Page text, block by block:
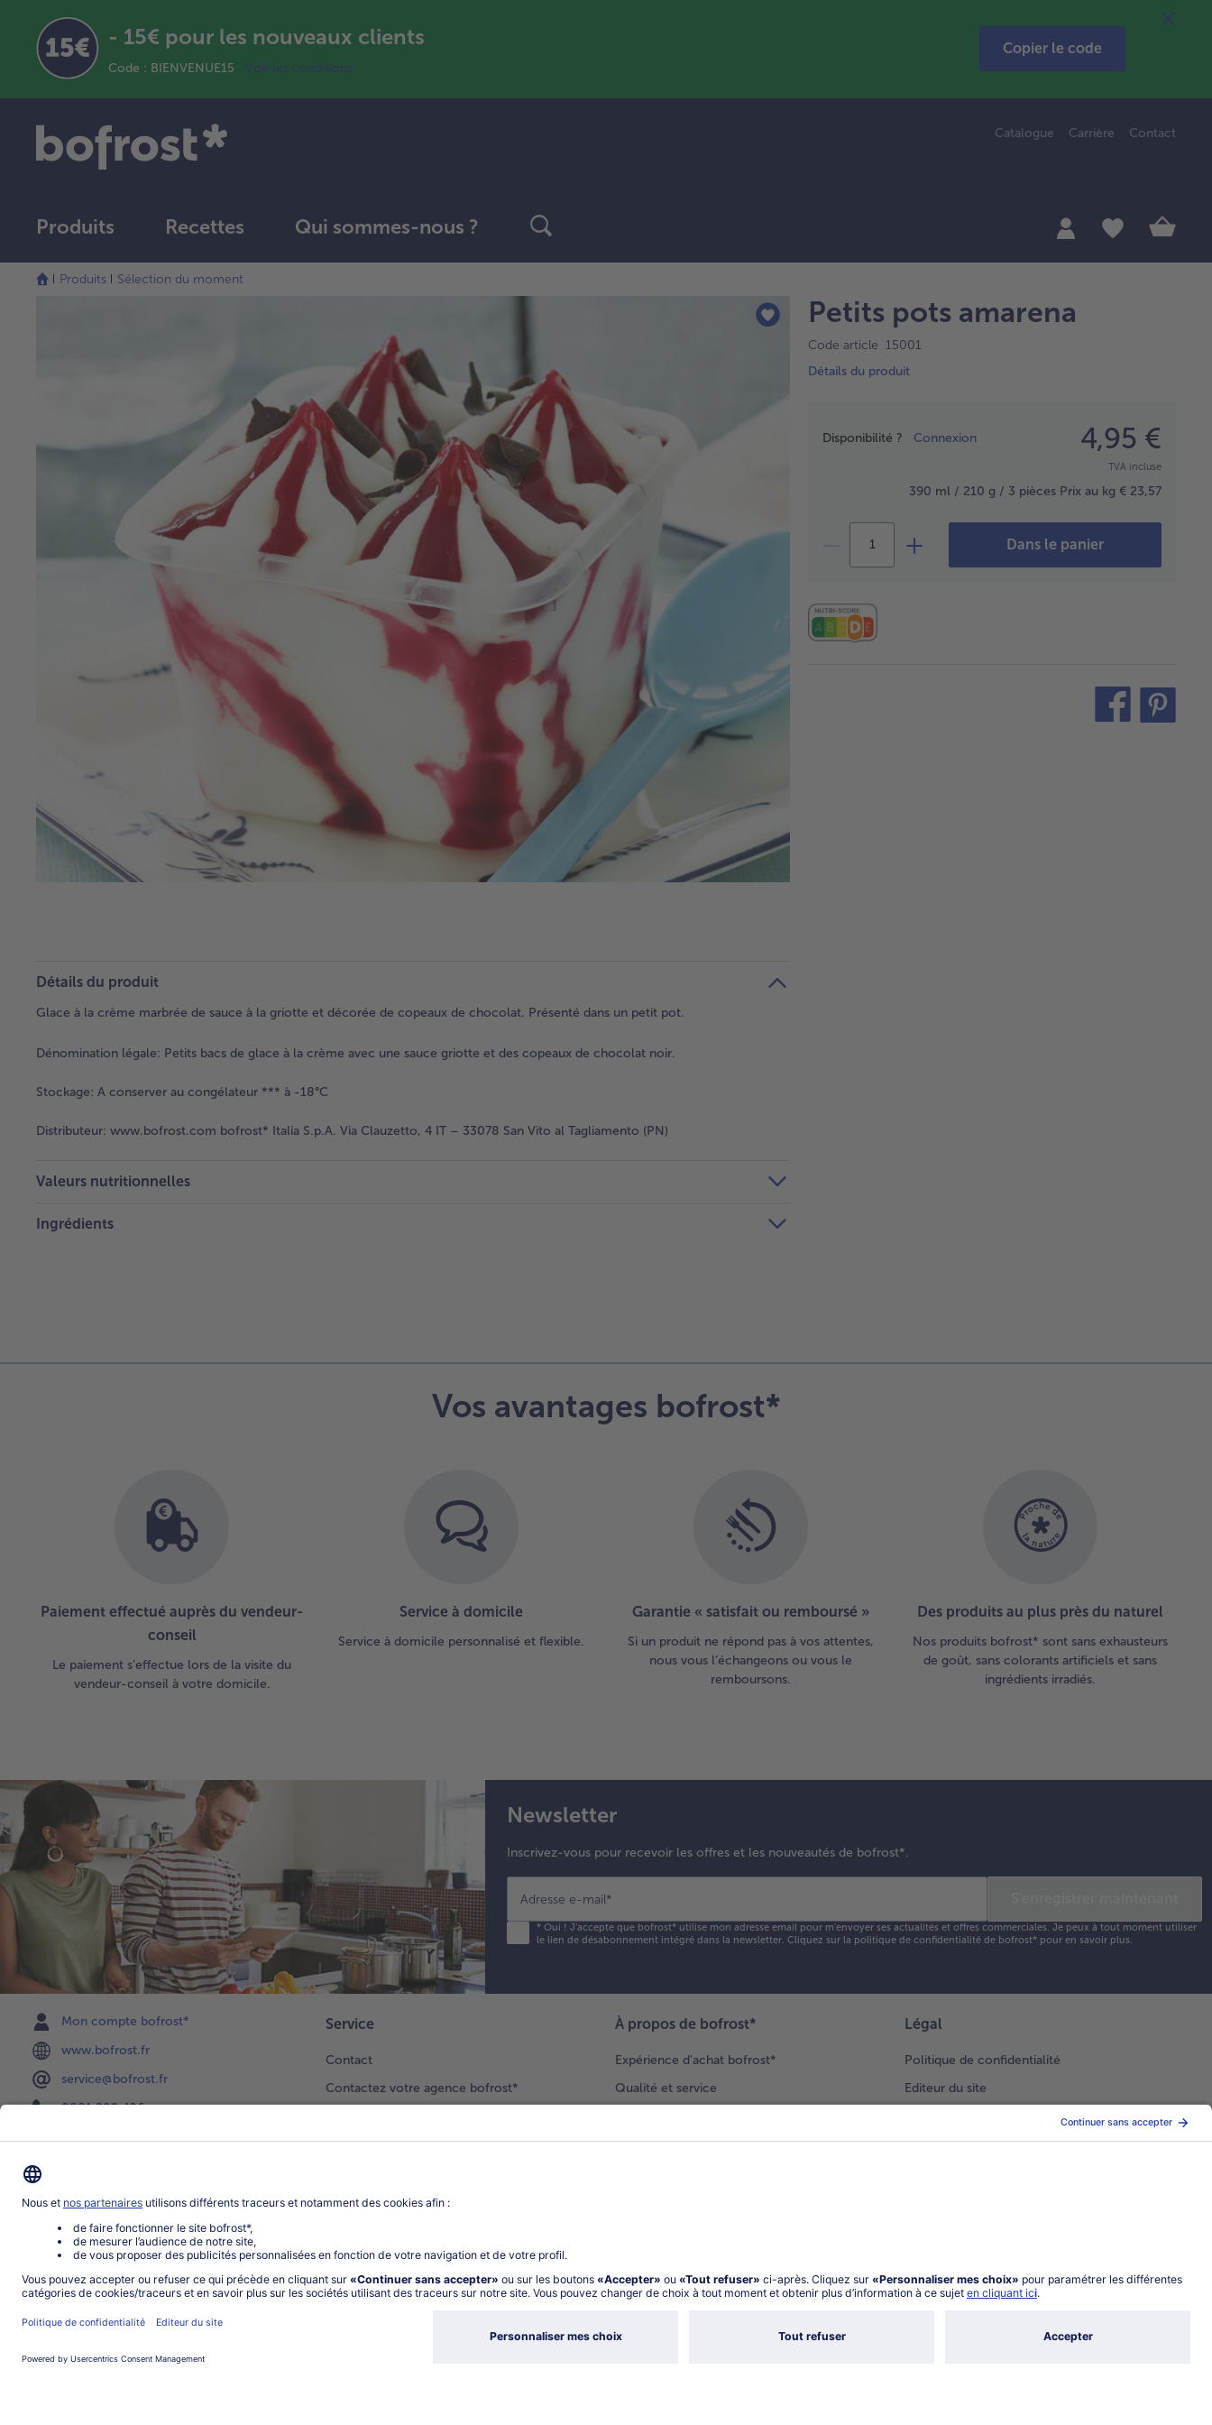
- 15€ pour les nouveaux clients
Code : BIENVENUE15 Voir les conditions
Copier le code
Catalogue Carrière Contact
Produits Recettes Qui sommes-nous ?
Produits Sélection du moment
Petits pots amarena
Code article 15001
Détails du produit
Disponibilité ? Connexion 4,95 €
TVA incluse
390 ml / 210 g / 3 pièces Prix au kg € 23,57
Dans le panier
teilen
Détails du produit
Glace à la crème marbrée de sauce à la griotte et décorée de copeaux de chocolat. Présenté dans un petit pot.
Dénomination légale: Petits bacs de glace à la crème avec une sauce griotte et des copeaux de chocolat noir.
Stockage: A conserver au congélateur *** à -18°C
Distributeur: www.bofrost.com bofrost* Italia S.p.A. Via Clauzetto, 4 IT – 33078 San Vito al Tagliamento (PN)
Valeurs nutritionnelles
Ingrédients
Vos avantages bofrost*
Paiement effectué auprès du vendeur-
conseil
Le paiement s’effectue lors de la visite du
vendeur-conseil à votre domicile.
Service à domicile
Service à domicile personnalisé et flexible.
Garantie « satisfait ou remboursé »
Si un produit ne répond pas à vos attentes,
nous vous l’échangeons ou vous le
remboursons.
Des produits au plus près du naturel
Nos produits bofrost* sont sans exhausteurs
de goût, sans colorants artificiels et sans
ingrédients irradiés.
Newsletter
Inscrivez-vous pour recevoir les offres et les nouveautés de bofrost*.
Adresse e-mail*
*Oui ! J'accepte que bofrost* utilise mon adresse email pour m'envoyer ses actualités et offres commerciales. Je peux à tout moment utiliser
le lien de désabonnement intégré dans la newsletter. Cliquez sur la politique de confidentialitéde bofrost* pour en savoir plus.
Mon compte bofrost*
www.bofrost.fr
service@bofrost.fr
0801 902 406
Service
Contact
Contactez votre agence bofrost*
Newsletter
Notre catalogue
Application
Parrainage
À propos de bofrost*
Expérience d'achat bofrost*
Qualité et service
Nouveaux clients
Légal
Politique de confidentialité
Editeur du site
Conditions générales de vente
Conditions générales catalogue en ligne